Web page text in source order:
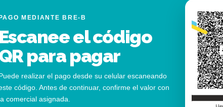
MEDIANTE BRE-B
Escanee el código
para pagar
realizar el pago desde su celular escaneando
código. Antes de continuar, confirme el valor con
comercial asignada.